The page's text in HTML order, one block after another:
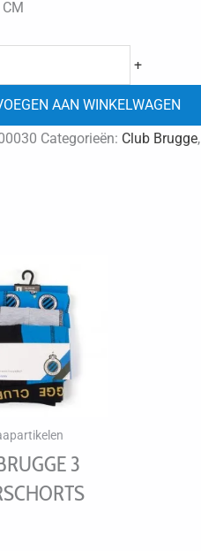
+
AAN WINKELWAGEN
Categorieën: Club Brugge,
3